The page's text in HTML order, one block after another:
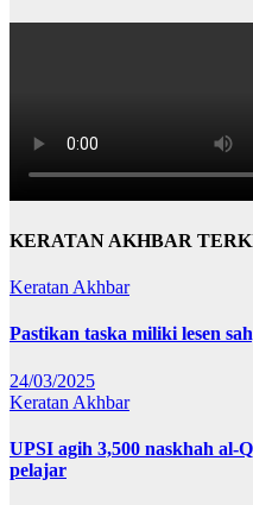
KERATAN AKHBAR
Keratan Akhbar
Pastikan taska miliki lesen
24/03/2025
Keratan Akhbar
UPSI agih 3,500 naskhah al-
pelajar